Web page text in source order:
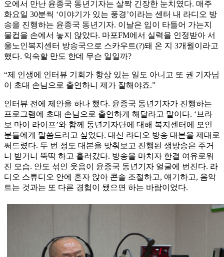
오에서 만난 윤종국 동년기자는 살짝 긴장한 눈치였다. 매주
화요일 30분씩 ‘이야기가 있는 풍경’이라는 센터 내 라디오 방
송을 진행하는 윤종국 동년기자. 이날은 입이 타들어 가는지
물컵을 손에서 놓지 않았다. 마포FM에서 실력을 인정받아 서
울노인복지센터 방송국으로 스카우트(?)돼 온 지 3개월이라고
했다. 익숙할 만도 한데 무슨 일일까?
“제 인생에 인터뷰 기회가 항상 있는 일도 아니고 또 권 기자님
이 초대 손님으로 출연하니 제가 잘해야죠.”
인터뷰 전에 제안을 하나 했다. 윤종국 동년기자가 진행하는
프로그램에 초대 손님으로 출연하게 해달라고 말이다. ‘브라
보 마이 라이프’와 함께 동년기자단에 대해 복지센터에 모인
분들에게 말씀드리고 싶었다. 대신 라디오 방송 대본을 제대로
써드렸다. 두 번 정도 대본을 맞춰보고 진행된 생방송은 주거
니 받거니 뚝딱 하고 흘러갔다. 방송을 마치자 한결 여유로워
진 모습. 안도 섞인 웃음이 윤종국 동년기자 얼굴에 번진다. 라
디오 스튜디오 안에 혼자 앉아 콘솔 조절하고, 얘기하고, 음악
트는 것과는 또 다른 경험이 됐으면 하는 바람이었다.